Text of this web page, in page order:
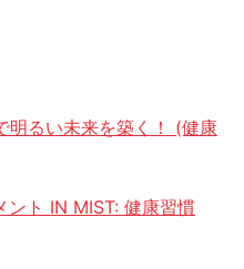
明るい未来を築く！ (健康
ント IN MIST: 健康習慣